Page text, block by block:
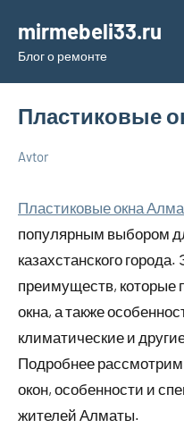
содержимому
mirmebeli33.ru
Блог о ремонте
Пластиковые
ремонте и
материалах
2024
Avtor
Пластиковые окна
популярным выбором
казахстанского
преимуществ, которые
окна, а также
климатические и
Подробнее
окон, особенности и
жителей Алматы.